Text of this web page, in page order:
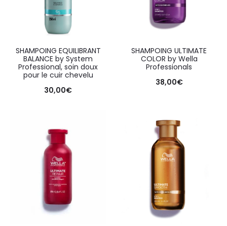
SHAMPOING EQUILIBRANT
BALANCE by System
Professional, soin doux
pour le cuir chevelu
30,00€
SHAMPOING ULTIMATE
COLOR by Wella
Professionals
38,00€